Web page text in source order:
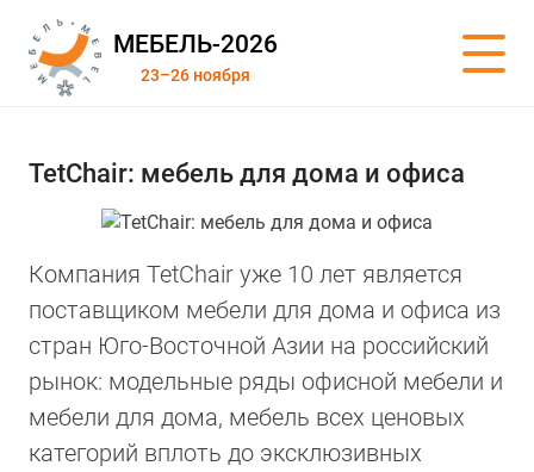
МЕБЕЛЬ-2026
23–26 ноября
TetChair: мебель для дома и офиса
Компания TetChair уже 10 лет является
поставщиком мебели для дома и офиса из
стран Юго-Восточной Азии на российский
рынок: модельные ряды офисной мебели и
мебели для дома, мебель всех ценовых
категорий вплоть до эксклюзивных